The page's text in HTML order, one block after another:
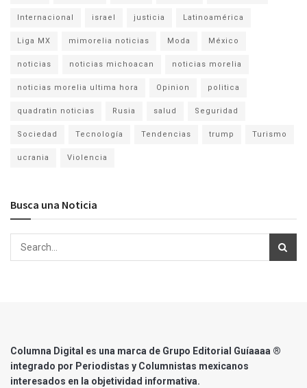
Internacional israel justicia Latinoamérica
Liga MX mimorelia noticias Moda México
noticias noticias michoacan noticias morelia
noticias morelia ultima hora Opinion politica
quadratin noticias Rusia salud Seguridad
Sociedad Tecnología Tendencias trump Turismo
ucrania Violencia
Busca una Noticia
Columna Digital es una marca de Grupo Editorial Guíaaaa ®
integrado por Periodistas y Columnistas mexicanos
interesados en la objetividad informativa.